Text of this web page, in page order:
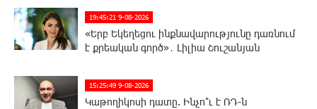
19:45:21 9-08-2026
«Երբ Եկեղեցու ինքնավարությունը դառնում
է քրեական գործ»․ Լիլիա Շուշանյան
15:25:49 9-08-2026
Կաթողիկոսի դատը. Ինչո՞ւ է ՌԴ-ն